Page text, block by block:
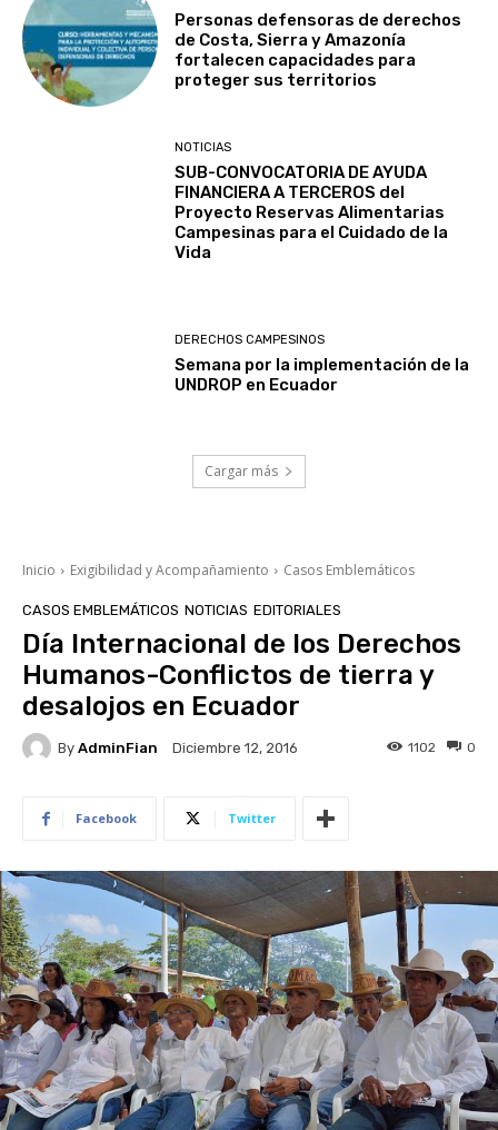
Personas defensoras de derechos
de Costa, Sierra y Amazonía
fortalecen capacidades para
proteger sus territorios
NOTICIAS
SUB-CONVOCATORIA DE AYUDA
FINANCIERA A TERCEROS del
Proyecto Reservas Alimentarias
Campesinas para el Cuidado de la
Vida
DERECHOS CAMPESINOS
Semana por la implementación de la
UNDROP en Ecuador
Cargar más